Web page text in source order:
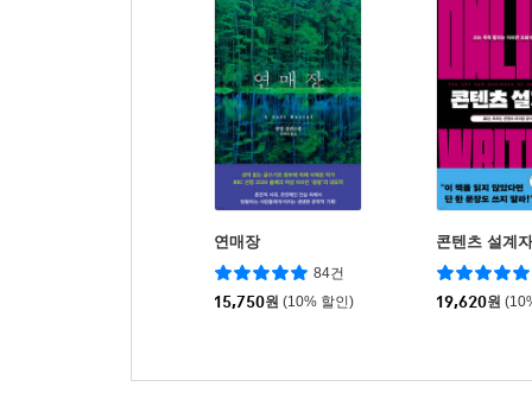
연매장
84건
15,750원 (10% 할인)
콘텐츠 설계자
19,620원